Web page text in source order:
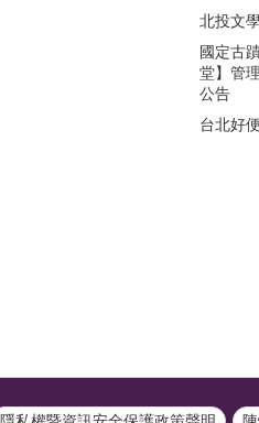
北投文
國定古
堂】管
公告
台北好